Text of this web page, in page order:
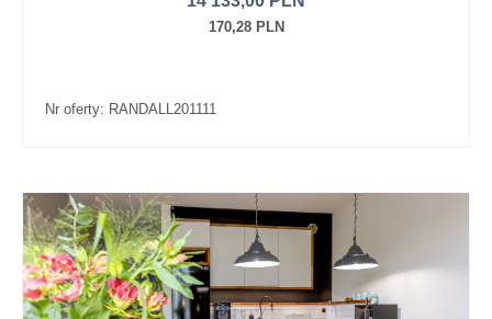
170,28 PLN
Nr oferty: RANDALL201111